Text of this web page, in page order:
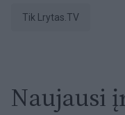
tik Lrytas.TV
Naujausi